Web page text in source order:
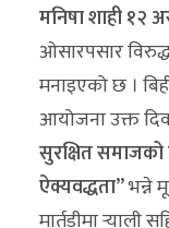
मनिषा शाही १२
ओसारपसार विरुद्ध
मनाइएको छ ।
आयोजना उक्त
सुरक्षित
ऐक्यवद्धता”भन्ने
मार्तडीमा